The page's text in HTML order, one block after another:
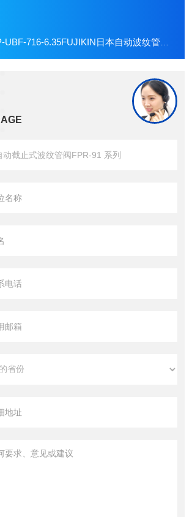
716-6.35FUJIKIN日本自动波纹管阀FP-UBF-716 系列